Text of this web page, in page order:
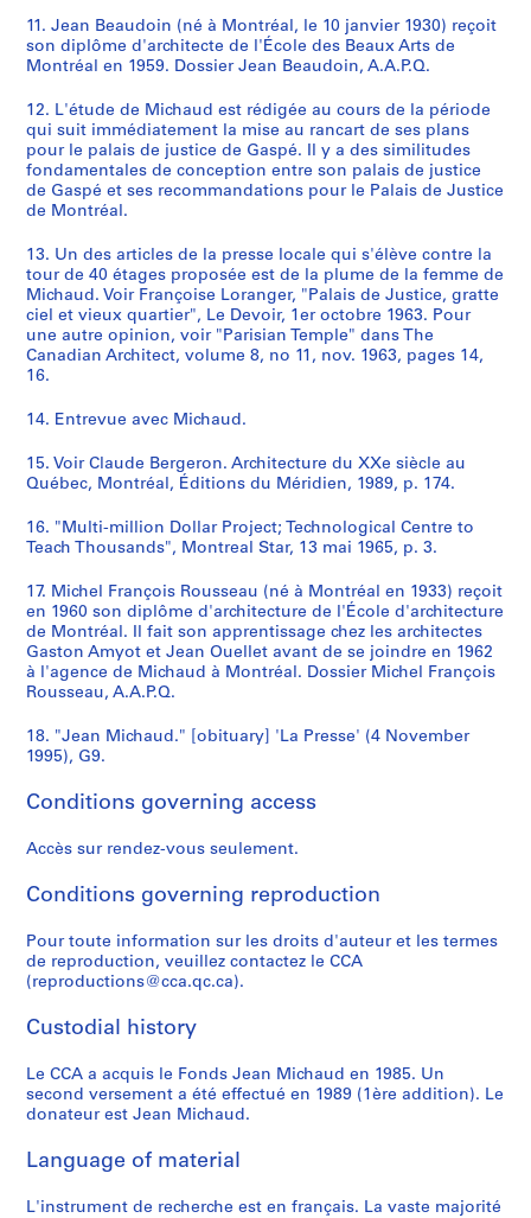
11. Jean Beaudoin (né à Montréal, le 10 janvier 1930) reçoit
son diplôme d'architecte de l'École des Beaux Arts de
Montréal en 1959. Dossier Jean Beaudoin, A.A.P.Q.
12. L'étude de Michaud est rédigée au cours de la période
qui suit immédiatement la mise au rancart de ses plans
pour le palais de justice de Gaspé. Il y a des similitudes
fondamentales de conception entre son palais de justice
de Gaspé et ses recommandations pour le Palais de Justice
de Montréal.
13. Un des articles de la presse locale qui s'élève contre la
tour de 40 étages proposée est de la plume de la femme de
Michaud. Voir Françoise Loranger, "Palais de Justice, gratte
ciel et vieux quartier", Le Devoir, 1er octobre 1963. Pour
une autre opinion, voir "Parisian Temple" dans The
Canadian Architect, volume 8, no 11, nov. 1963, pages 14,
16.
14. Entrevue avec Michaud.
15. Voir Claude Bergeron. Architecture du XXe siècle au
Québec, Montréal, Éditions du Méridien, 1989, p. 174.
16. "Multi-million Dollar Project; Technological Centre to
Teach Thousands", Montreal Star, 13 mai 1965, p. 3.
17. Michel François Rousseau (né à Montréal en 1933) reçoit
en 1960 son diplôme d'architecture de l'École d'architecture
de Montréal. Il fait son apprentissage chez les architectes
Gaston Amyot et Jean Ouellet avant de se joindre en 1962
à l'agence de Michaud à Montréal. Dossier Michel François
Rousseau, A.A.P.Q.
18. "Jean Michaud." [obituary] 'La Presse' (4 November
1995), G9.
Conditions governing access
Accès sur rendez-vous seulement.
Conditions governing reproduction
Pour toute information sur les droits d'auteur et les termes
de reproduction, veuillez contactez le CCA
(reproductions@cca.qc.ca).
Custodial history
Le CCA a acquis le Fonds Jean Michaud en 1985. Un
second versement a été effectué en 1989 (1ère addition). Le
donateur est Jean Michaud.
Language of material
L'instrument de recherche est en français. La vaste majorité